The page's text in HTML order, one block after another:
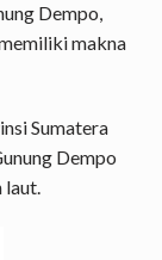
Dempo,
makna
Sumatera
Dempo
laut.